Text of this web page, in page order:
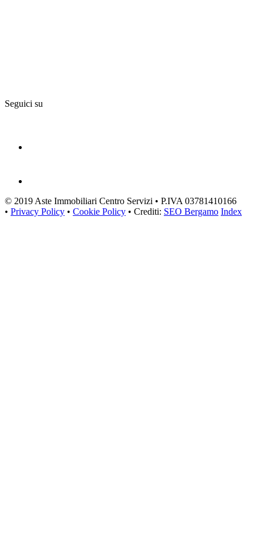
Seguici su
© 2019 Aste Immobiliari Centro Servizi • P.IVA 03781410166
• Privacy Policy • Cookie Policy • Crediti: SEO Bergamo Index